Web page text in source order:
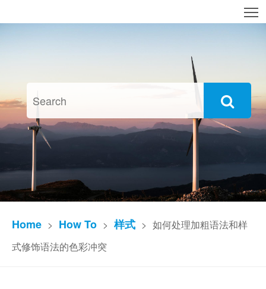
Home > How To > 样式 > 如何处理加粗语法和样
式修饰语法的色彩冲突